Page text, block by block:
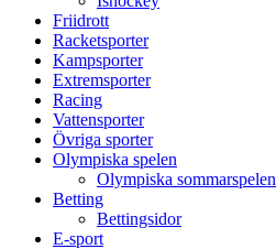
Friidrott
Racketsporter
Kampsporter
Extremsporter
Racing
Vattensporter
Övriga sporter
Olympiska spelen
Olympiska sommarspelen
Betting
Bettingsidor
E-sport